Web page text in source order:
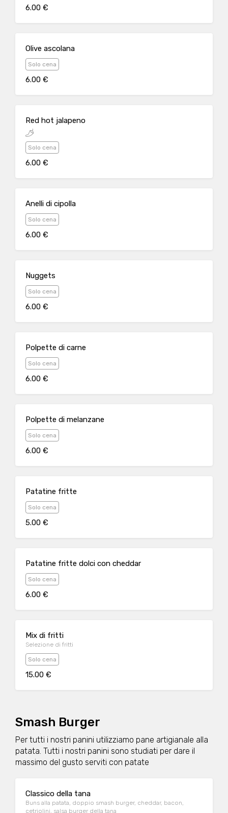
6.00 €
Olive ascolana
Solo cena
6.00 €
Red hot jalapeno
Solo cena
6.00 €
Anelli di cipolla
Solo cena
6.00 €
Nuggets
Solo cena
6.00 €
Polpette di carne
Solo cena
6.00 €
Polpette di melanzane
Solo cena
6.00 €
Patatine fritte
Solo cena
5.00 €
Patatine fritte dolci con cheddar
Solo cena
6.00 €
Mix di fritti
Selezione di fritti
Solo cena
15.00 €
Smash Burger
Per tutti i nostri panini utilizziamo pane artigianale alla
patata. Tutti i nostri panini sono studiati per dare il
massimo del gusto serviti con patate
Classico della tana
Buns alla patata, doppio smash burger, cheddar, bacon,
cetriolini, salsa burger della tana